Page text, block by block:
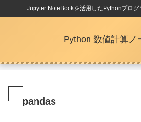
Jupyter NoteBookを活用したPythonプログ
Python 数値計算ノ
pandas